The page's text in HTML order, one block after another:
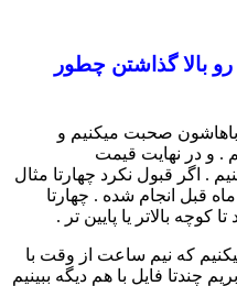
بالا گذاشتن چطور
صحبت میکنیم و
. و در نهایت قیمت
. اگر قبول نکرد چهارتا مثال
قبل انجام شده . چهارتا
کوچه بالاتر یا پایین تر .
که نیم ساعت از وقت با
چندتا فایل با هم دیگه ببینیم